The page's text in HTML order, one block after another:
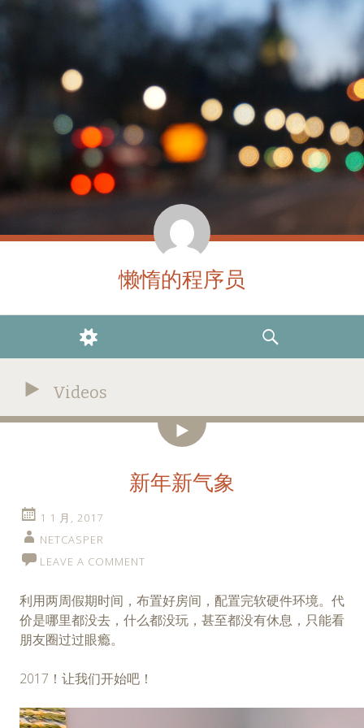
懒惰的程序员
WIDGETS
SEARCH
Videos
视
频
新年新气象
1 1 月, 2017
NETCASPER
LEAVE A COMMENT
利用两周假期时间，布置好房间，配置完软硬件环境。代
价是哪里都没去，什么都没玩，甚至都没有休息，只能看
朋友圈过过眼瘾。
2017！让我们开始吧！